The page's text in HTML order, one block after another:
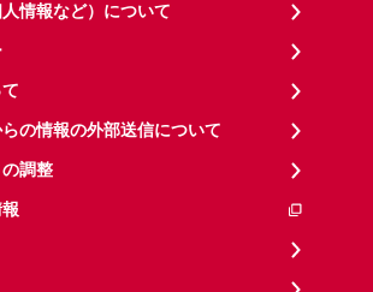
情報など）について
の情報の外部送信について
調整